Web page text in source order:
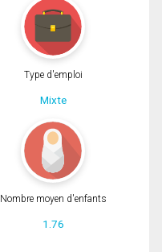
Type d'emploi
Mixte
Nombre moyen d'enfants
1.76